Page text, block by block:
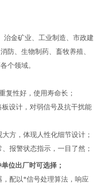
治金矿业、工业制造、市政建
防、生物制药、畜牧养殖、
个领域。
性好，使用寿命长；
设计，对弱信号及抗干扰能
方，体现人性化细节设计；
报警状态指示，一目了然；
位出厂时可选择；
配以*信号处理算法，响应